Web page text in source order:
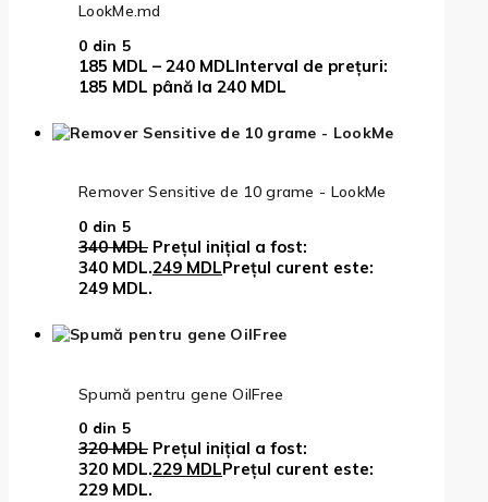
LookMe.md
0 din 5
185 MDL – 240 MDLInterval de prețuri:
185 MDL până la 240 MDL
Remover Sensitive de 10 grame - LookMe
0 din 5
340MDL Prețul inițial a fost:
340 MDL.249 MDLPrețul curent este:
249 MDL.
Spumă pentru gene OilFree
0 din 5
320MDL Prețul inițial a fost:
320 MDL.229 MDLPrețul curent este:
229 MDL.